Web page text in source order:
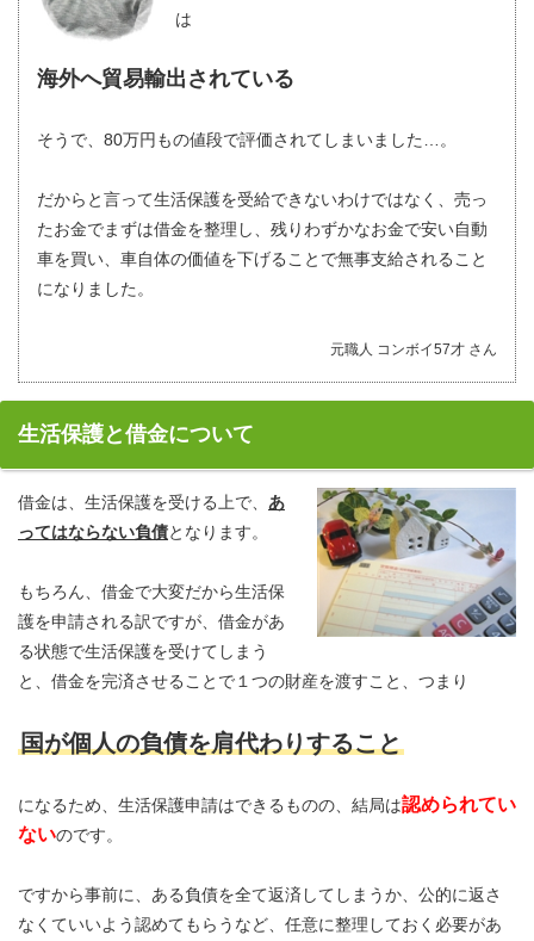
は
海外へ貿易輸出されている
そうで、80万円もの値段で評価されてしまいました…。
だからと言って生活保護を受給できないわけではなく、売っ
たお金でまずは借金を整理し、残りわずかなお金で安い自動
車を買い、車自体の価値を下げることで無事支給されること
になりました。
元職人 コンボイ57才 さん
生活保護と借金について
借金は、生活保護を受ける上で、 あ
ってはならない負債となります。
もちろん、借金で大変だから生活保
護を申請される訳ですが、借金があ
る状態で生活保護を受けてしまう
と、借金を完済させることで１つの財産を渡すこと、つまり
国が個人の負債を肩代わりすること
になるため、生活保護申請はできるものの、結局は認められてい
ないのです。
ですから事前に、ある負債を全て返済してしまうか、公的に返さ
なくていいよう認めてもらうなど、任意に整理しておく必要があ